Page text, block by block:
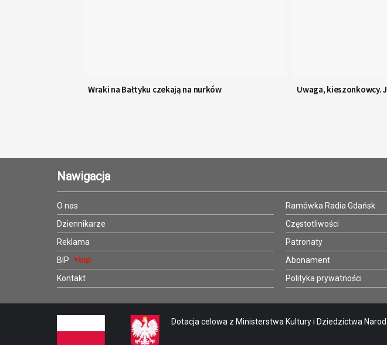
Wraki na Bałtyku czekają na nurków Uwaga, kieszonkowcy.
Nawigacja
O nas
Dziennikarze
Reklama
BIP
Kontakt
Ramówka Radia Gdańsk
Częstotliwości
Patronaty
Abonament
Polityka prywatności
Dotacja celowa z Ministerstwa Kultury i Dziedzictwa